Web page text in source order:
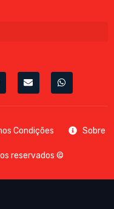
Condições Sobre
reservados ©